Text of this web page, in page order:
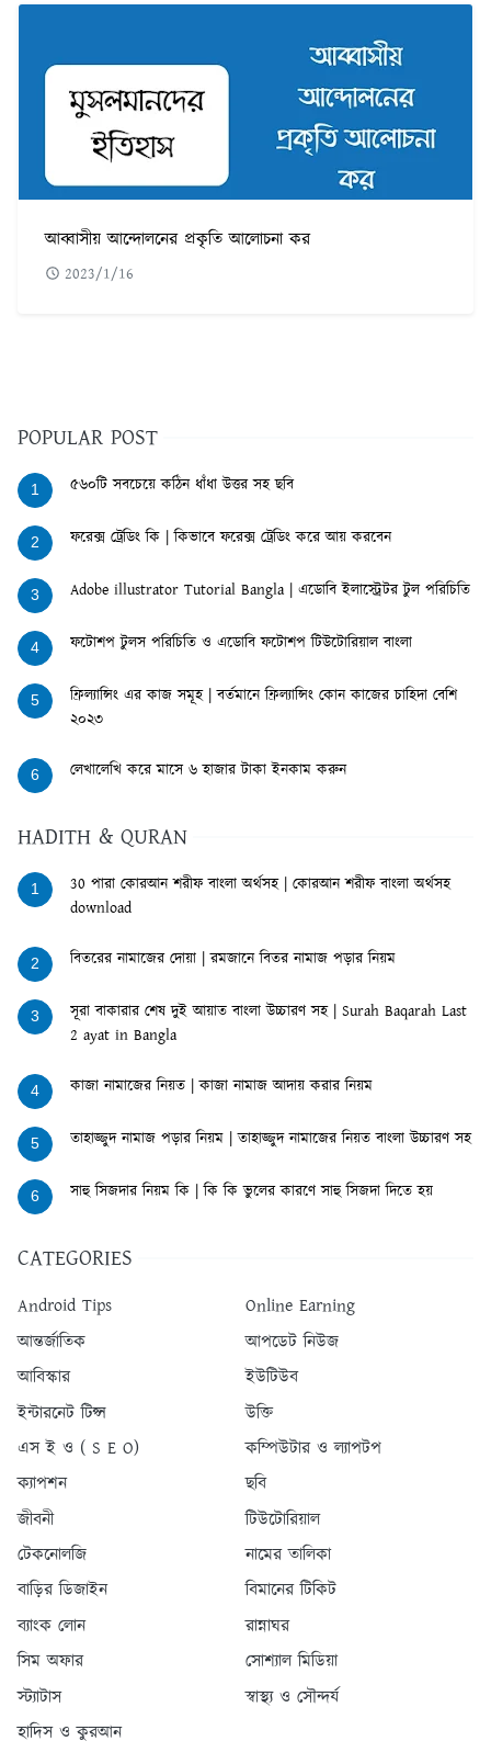
আব্বাসীয় আন্দোলনের প্রকৃতি আলোচনা কর
2023/1/16
POPULAR POST
1 ৫৬০টি সবচেয়ে কঠিন ধাঁধা উত্তর সহ ছবি
2 ফরেক্স ট্রেডিং কি | কিভাবে ফরেক্স ট্রেডিং করে আয় করবেন
3 Adobe illustrator Tutorial Bangla | এডোবি ইলাস্ট্রেটর টুল পরিচিতি
4 ফটোশপ টুলস পরিচিতি ও এডোবি ফটোশপ টিউটোরিয়াল বাংলা
5
ফ্রিল্যান্সিং এর কাজ সমূহ | বর্তমানে ফ্রিল্যান্সিং কোন কাজের চাহিদা বেশি
২০২৩
6 লেখালেখি করে মাসে ৬ হাজার টাকা ইনকাম করুন
HADITH & QURAN
1
30 পারা কোরআন শরীফ বাংলা অর্থসহ | কোরআন শরীফ বাংলা অর্থসহ
download
2 বিতরের নামাজের দোয়া | রমজানে বিতর নামাজ পড়ার নিয়ম
3
সূরা বাকারার শেষ দুই আয়াত বাংলা উচ্চারণ সহ | Surah Baqarah Last
2 ayat in Bangla
4 কাজা নামাজের নিয়ত | কাজা নামাজ আদায় করার নিয়ম
5 তাহাজ্জুদ নামাজ পড়ার নিয়ম | তাহাজ্জুদ নামাজের নিয়ত বাংলা উচ্চারণ সহ
6 সাহু সিজদার নিয়ম কি | কি কি ভুলের কারণে সাহু সিজদা দিতে হয়
CATEGORIES
Android Tips
Online Earning
আন্তর্জাতিক
আপডেট নিউজ
আবিস্কার
ইউটিউব
ইন্টারনেট টিপ্স
উক্তি
এস ই ও ( S E O)
কম্পিউটার ও ল্যাপটপ
ক্যাপশন
ছবি
জীবনী
টিউটোরিয়াল
টেকনোলজি
নামের তালিকা
বাড়ির ডিজাইন
বিমানের টিকিট
ব্যাংক লোন
রান্নাঘর
সিম অফার
সোশ্যাল মিডিয়া
স্ট্যাটাস
স্বাস্থ্য ও সৌন্দর্য
হাদিস ও কুরআন